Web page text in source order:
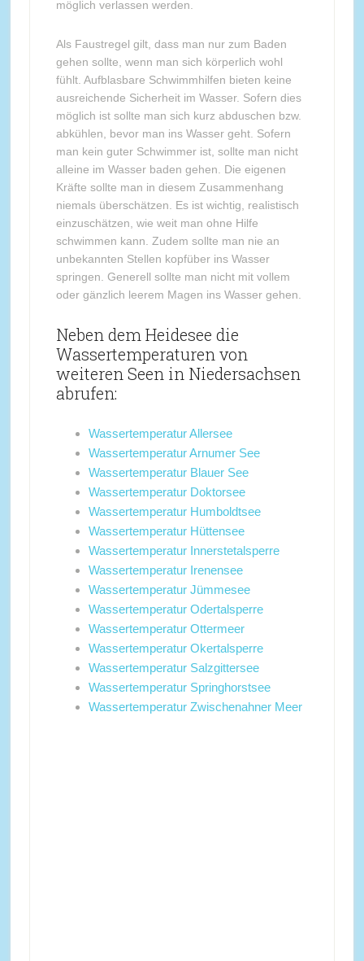
möglich verlassen werden.
Als Faustregel gilt, dass man nur zum Baden
gehen sollte, wenn man sich körperlich wohl
fühlt. Aufblasbare Schwimmhilfen bieten keine
ausreichende Sicherheit im Wasser. Sofern dies
möglich ist sollte man sich kurz abduschen bzw.
abkühlen, bevor man ins Wasser geht. Sofern
man kein guter Schwimmer ist, sollte man nicht
alleine im Wasser baden gehen. Die eigenen
Kräfte sollte man in diesem Zusammenhang
niemals überschätzen. Es ist wichtig, realistisch
einzuschätzen, wie weit man ohne Hilfe
schwimmen kann. Zudem sollte man nie an
unbekannten Stellen kopfüber ins Wasser
springen. Generell sollte man nicht mit vollem
oder gänzlich leerem Magen ins Wasser gehen.
Neben dem Heidesee die
Wassertemperaturen von
weiteren Seen in Niedersachsen
abrufen:
Wassertemperatur Allersee
Wassertemperatur Arnumer See
Wassertemperatur Blauer See
Wassertemperatur Doktorsee
Wassertemperatur Humboldtsee
Wassertemperatur Hüttensee
Wassertemperatur Innerstetalsperre
Wassertemperatur Irenensee
Wassertemperatur Jümmesee
Wassertemperatur Odertalsperre
Wassertemperatur Ottermeer
Wassertemperatur Okertalsperre
Wassertemperatur Salzgittersee
Wassertemperatur Springhorstsee
Wassertemperatur Zwischenahner Meer